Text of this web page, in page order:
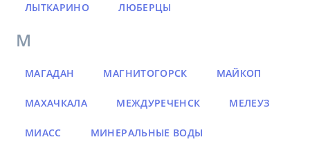
ЛЫТКАРИНО ЛЮБЕРЦЫ
М
МАГАДАН МАГНИТОГОРСК МАЙКОП
МАХАЧКАЛА МЕЖДУРЕЧЕНСК МЕЛЕУЗ
МИАСС МИНЕРАЛЬНЫЕ ВОДЫ